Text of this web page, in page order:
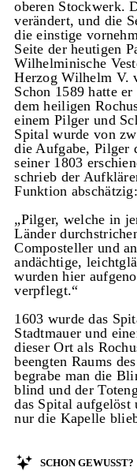
oberen Stockwerk.
verändert, und die
die einstige
Seite der heutigen
Wilhelminische
Herzog Wilhelm V.
Schon 1589 hatte
dem heiligen
einem Pilger und
Spital wurde von
die Aufgabe, Pilger
seiner 1803
schrieb der
Funktion abschätzig:
„Pilger, welche in
Länder
Composteller und
andächtige,
wurden hier
verpflegt.“
1603 wurde das
Stadtmauer und
dieser Ort als
beengten Raums
begrabe man die
blind und der
das Spital aufgelöst
nur die Kapelle
Schon gewusst?